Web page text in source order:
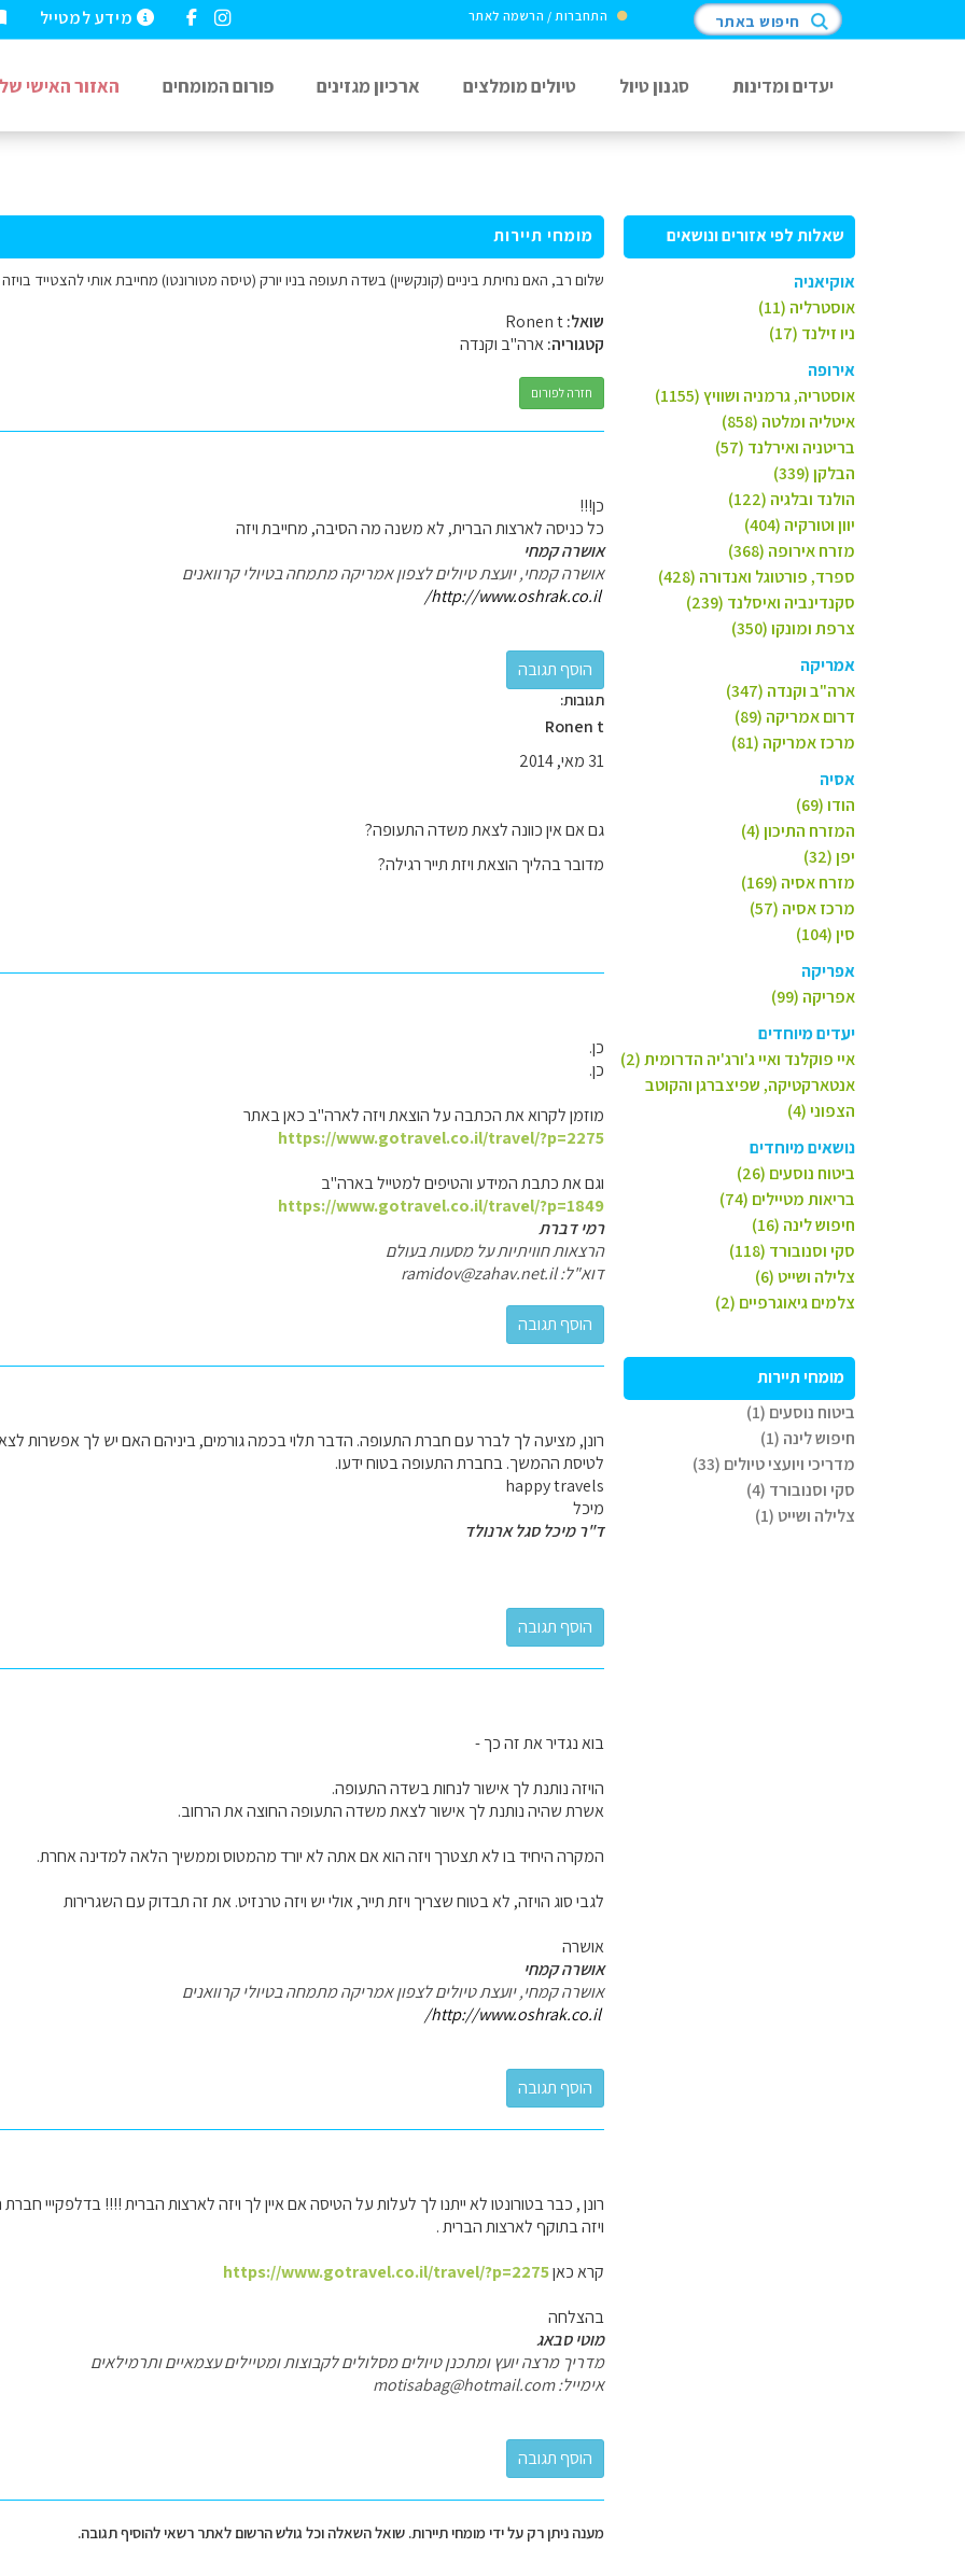
מידע למטייל התחברות / הרשמה לאתר חיפוש באתר
יעדים ומדינות סגנון טיול טיולים מומלצים ארכיון מגזינים פורום המומחים האזור האישי
שאלות לפי אזורים ונושאים
אוקיאניה
אוסטרליה (11)
ניו זילנד (17)
אירופה
אוסטריה, גרמניה ושוויץ (1155)
איטליה ומלטה (858)
בריטניה ואירלנד (57)
הבלקן (339)
הולנד ובלגיה (122)
יוון וטורקיה (404)
מזרח אירופה (368)
ספרד, פורטוגל ואנדורה (428)
סקנדינביה ואיסלנד (239)
צרפת ומונקו (350)
אמריקה
ארה"ב וקנדה (347)
דרום אמריקה (89)
מרכז אמריקה (81)
אסיה
הודו (69)
המזרח התיכון (4)
יפן (32)
מזרח אסיה (169)
מרכז אסיה (57)
סין (104)
אפריקה
אפריקה (99)
יעדים מיוחדים
איי פוקלנד ואיי ג'ורג'יה הדרומית (2)
אנטארקטיקה, שפיצברגן והקוטב
הצפוני (4)
נושאים מיוחדים
ביטוח נוסעים (26)
בריאות מטיילים (74)
חיפוש לינה (16)
סקי וסנובורד (118)
צלילה ושייט (6)
צלמים גיאוגרפיים (2)
מומחי תיירות
ביטוח נוסעים (1)
חיפוש לינה (1)
מדריכי ויועצי טיולים (33)
סקי וסנובורד (4)
צלילה ושייט (1)
מומחי תיירות
שלום רב, האם נחיתת ביניים (קונקשיין) בשדה תעופה בניו יורק (טיסה מטורונטו) מחייבת אותי להצטייד
שואל:
קטגוריה:ארה"ב וקנדה
חזרה לפורום
כן!!!
כל כניסה לארצות הברית, לא משנה מה הסיבה, מחייבת ויזה
אושרה קמחי
אושרה קמחי, יועצת טיולים לצפון אמריקה מתמחה בטיולי קרוואנים
http://www.oshrak.co.il/
תגובות:
Ronen t
31 מאי, 2014
גם אם אין כוונה לצאת משדה התעופה?
מדובר בהליך הוצאת ויזת תייר רגילה?
כן.
כן.
מוזמן לקרוא את הכתבה על הוצאת ויזה לארה"ב כאן באתר
https://www.gotravel.co.il/travel/?p=2275
וגם את כתבת המידע והטיפים למטייל בארה"ב
https://www.gotravel.co.il/travel/?p=1849
רמי דברת
הרצאות חוויתיות על מסעות בעולם
דוא"ל: ramidov@zahav.net.il
רונן, מציעה לך לברר עם חברת התעופה. הדבר תלוי בכמה גורמים, ביניהם האם יש לך אפשרות
לטיסת ההמשך. בחברת התעופה בטוח ידעו.
happy travels
מיכל
ד"ר מיכל סגל ארנולד
בוא נגדיר את זה כך -
הויזה נותנת לך אישור לנחות בשדה התעופה.
אשרת שהיה נותנת לך אישור לצאת משדה התעופה החוצה את הרחוב.
המקרה היחיד בו לא תצטרך ויזה הוא אם אתה לא יורד מהמטוס וממשיך הלאה למדינה אחרת.
לגבי סוג הויזה, לא בטוח שצריך ויזת תייר, אולי יש ויזה טרנזיט. את זה תבדוק עם השגרירות
אושרה
אושרה קמחי
אושרה קמחי, יועצת טיולים לצפון אמריקה מתמחה בטיולי קרוואנים
http://www.oshrak.co.il/
רונן , כבר בטורונטו לא ייתנו לך לעלות על הטיסה אם איין לך ויזה לארצות הברית !!!! בדלפקייי
ויזה בתוקף לארצות הברית .
קרא כאןhttps://www.gotravel.co.il/travel/?p=2275
בהצלחה
מוטי סבאג
מדריך מרצה יועץ ומתכנן טיולים מסלולים לקבוצות ומטיילים עצמאיים ותרמילאים
אימייל:motisabag@hotmail.com
מענה ניתן רק על ידי מומחי תיירות. שואל השאלה וכל גולש הרשום לאתר רשאי להוסיף תגובה.